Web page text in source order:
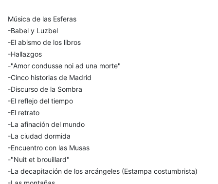
Música de las Esferas
-Babel y Luzbel
-El abismo de los libros
-Hallazgos
-"Amor condusse noi ad una morte"
-Cinco historias de Madrid
-Discurso de la Sombra
-El reflejo del tiempo
-El retrato
-La afinación del mundo
-La ciudad dormida
-Encuentro con las Musas
-"Nuit et brouillard"
-La decapitación de los arcángeles (Estampa costumbrista)